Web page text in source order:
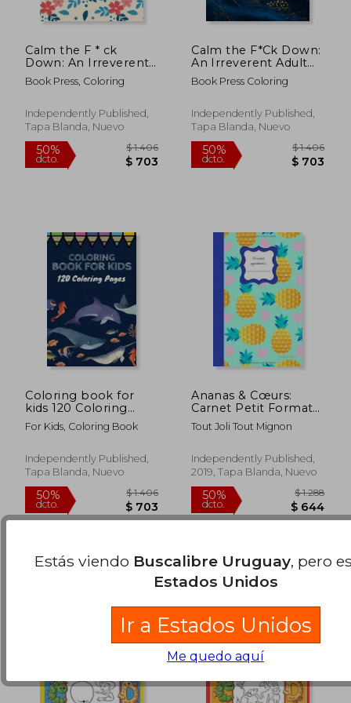
50% $ 1.406 50%
dcto. $ 703 dcto.
Calm the F * ck
Down: An Irreverent
Adult Coloring Book
with Flowers Falango,
Owls, Horses, Dogs,
Cats, and Many More
Book Press, Coloring
Independently Published,
Tapa Blanda, Nuevo
Calm the F*Ck Down:
An Irreverent Adult
Coloring Book With
Flowers
Elephants, Owls,
Horses, Dogs, Cats,
Inglés)
Book Press Coloring
Independently Published,
Tapa Blanda, Nuevo
Coloring book for
kids 120 Coloring
pages: Coloring book
/ 120 pages, 6×9,
Jobs, Gifts, Beginners,
2020 Gift Ideas (en
For Kids, Coloring Book
Independently Published,
Tapa Blanda, Nuevo
Ananas & Cœurs:
Carnet Petit Format
aux Motifs Ananas
Avec 40 Pages
Dessin, le Croquis et
la Prise de Note Libre
Tout Joli Tout Mignon
Independently Published,
2019, Tapa Blanda, Nuevo
Estás viendo Buscalibre Uruguay, pero
Estados Unidos
Ir a Estados Unidos
Me quedo aquí